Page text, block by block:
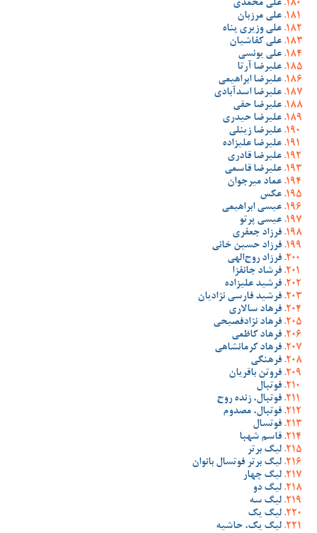
علی محمدی
علی مرزبان
علی وزیری پناه
علی کفاشیان
علی یونسی
علیرضا آرتا
علیرضا ابراهیمی
علیرضا اسدآبادی
علیرضا حقی
علیرضا حیدری
علیرضا زینلی
علیرضا علیزاده
علیرضا قادری
علیرضا قاسمی
عماد میرجوان
عکس
عیسی ابراهیمی
عیسی پرتو
فرزاد جعفری
فرزاد حسین خانی
فرزاد روح‌الهی
فرشاد جانفزا
فرشید علیزاده
فرشید فارسی نژادیان
فرهاد سالاری
فرهاد نژادفصیحی
فرهاد کاظمی
فرهاد کرمانشاهی
فرهنگی
فروتن باقریان
فوتبال
فوتبال، زنده روح
فوتبال، مصدوم
فوتسال
قاسم شهبا
لیگ برتر
لیگ برتر فوتسال بانوان
لیگ چهار
لیگ دو
لیگ سه
لیگ یک
لیگ یک، حاشیه